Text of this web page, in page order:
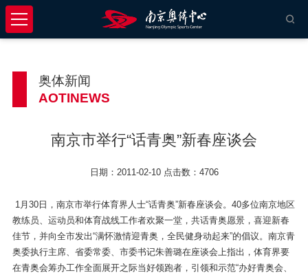
奥体新闻
AOTINEWS
南京市举行“话青奥”新春座谈会
日期：2011-02-10 点击数：4706
1月30日，南京市举行体育界人士“话青奥”新春座谈会。40多位南京地区
教练员、运动员和体育战线工作者欢聚一堂，共话青奥愿景，喜迎新春
佳节，并向全市发出“满怀激情迎青奥，全民健身动起来”的倡议。南京青
奥委执行主席、省委常委、市委书记朱善璐在座谈会上指出，体育界要
在青奥会筹办工作全面展开之际当好领跑者，引领和示范“办好青奥会、